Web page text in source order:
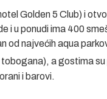
Golden 5 Club) i
i u ponudi ima 400
od najvećih aqua
tobogana), a gostima
i barovi.